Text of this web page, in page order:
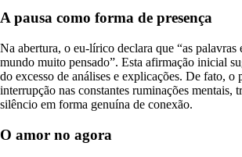
A pausa como forma de presença
Na abertura, o eu-lírico declara que “as palavras
mundo muito pensado”. Esta afirmação inicial
do excesso de análises e explicações. De fato, o
interrupção nas constantes ruminações mentais,
silêncio em forma genuína de conexão.
O amor no agora